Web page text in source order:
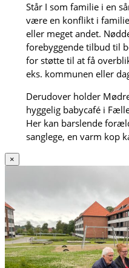
Står I som familie i en
være en konflikt i
eller meget andet.
forebyggende tilbud til
for støtte til at få
eks. kommunen eller
Derudover holder
hyggelig babycafé i
Her kan barslende
sanglege, en varm kop
×